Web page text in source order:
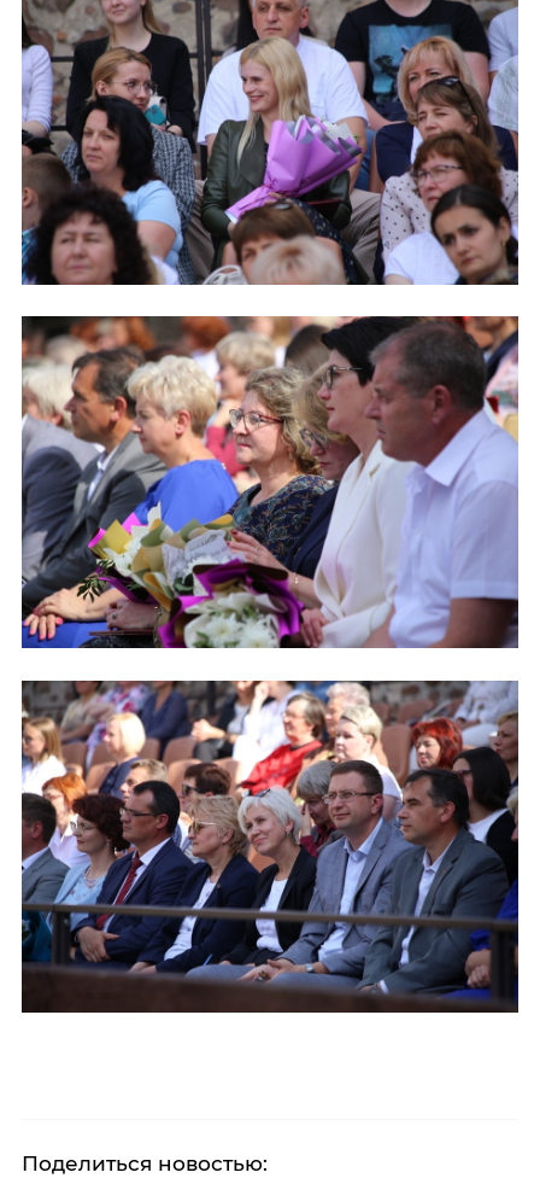
Поделиться новостью: